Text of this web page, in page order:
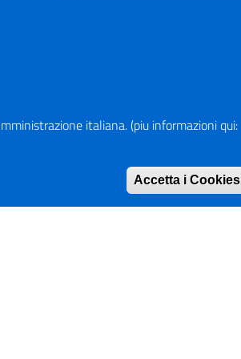
italiana. (piu informazioni qui:
Accetta i Cookies